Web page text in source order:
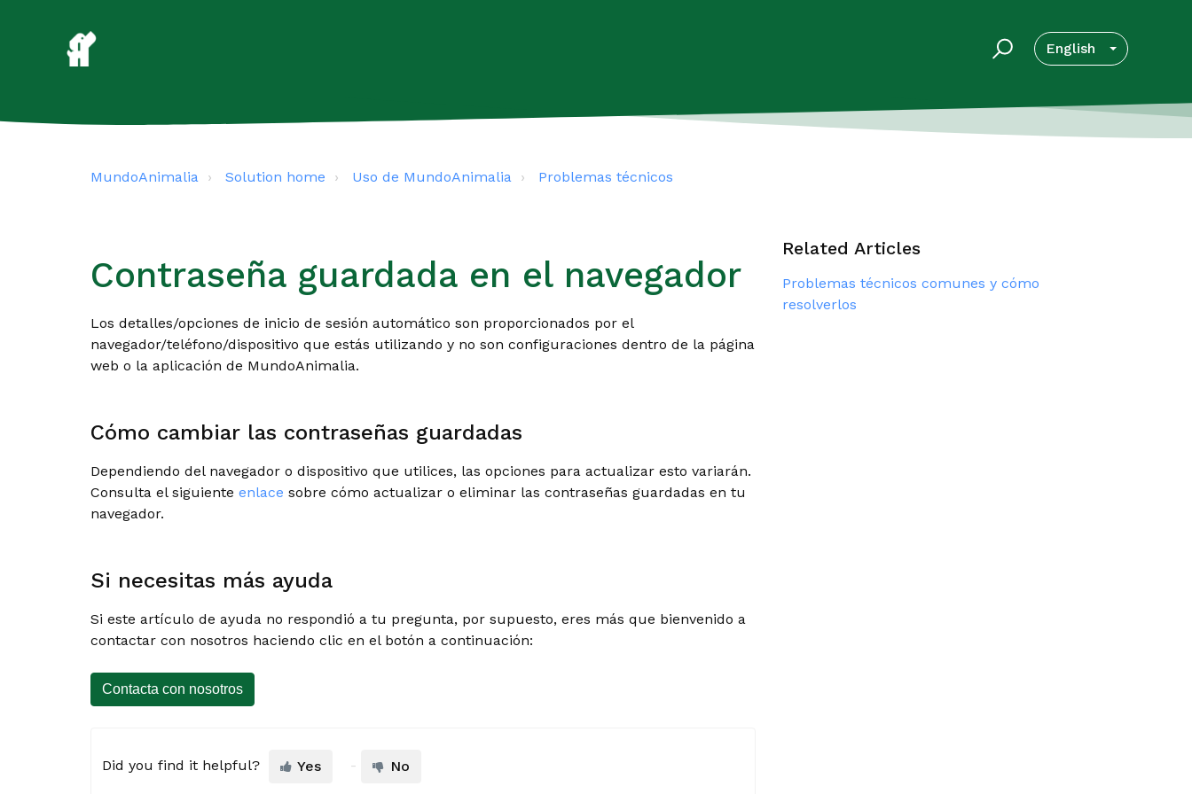
English
MundoAnimalia Solution home Uso de MundoAnimalia Problemas técnicos
Contraseña guardada en el navegador
Los detalles/opciones de inicio de sesión automático son proporcionados por el
navegador/teléfono/dispositivo que estás utilizando y no son configuraciones dentro de la página
web o la aplicación de MundoAnimalia.
Cómo cambiar las contraseñas guardadas
Dependiendo del navegador o dispositivo que utilices, las opciones para actualizar esto variarán.
Consulta el siguiente enlace sobre cómo actualizar o eliminar las contraseñas guardadas en tu
navegador.
Si necesitas más ayuda
Si este artículo de ayuda no respondió a tu pregunta, por supuesto, eres más que bienvenido a
contactar con nosotros haciendo clic en el botón a continuación:
Contacta con nosotros
Did you find it helpful? Yes No
Related Articles
Problemas técnicos comunes y cómo
resolverlos